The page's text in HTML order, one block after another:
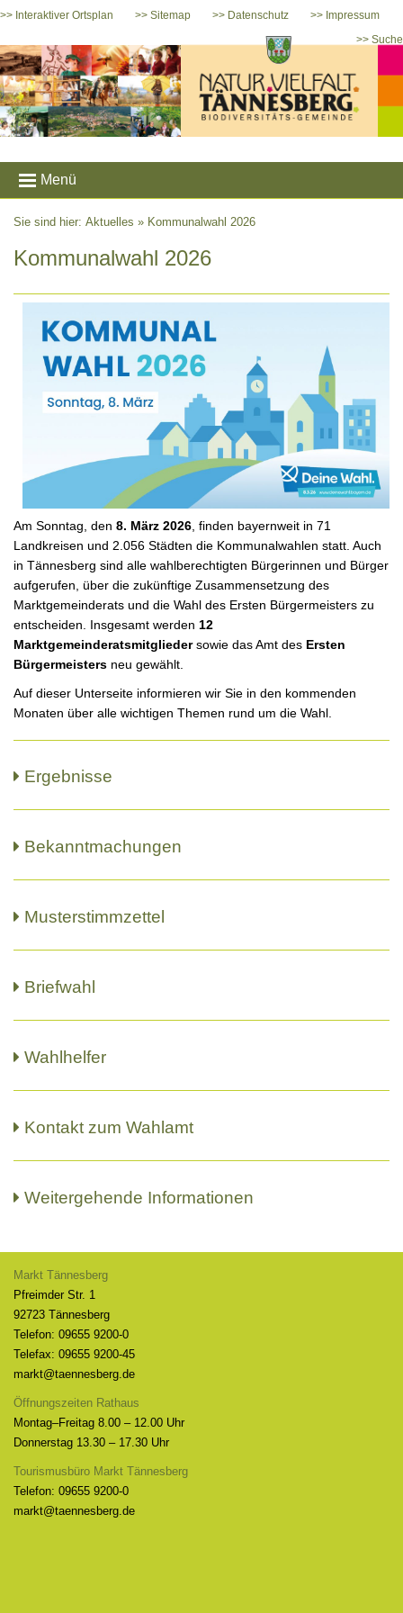
>> Interaktiver Ortsplan >> Sitemap >> Datenschutz
>> Impressum
>> Suche
Menü
Sie sind hier: Aktuelles » Kommunalwahl 2026
Kommunalwahl 2026
Am Sonntag, den 8. März 2026 , finden bayernweit in 71
Landkreisen und 2.056 Städten die Kommunalwahlen statt. Auch
in Tännesberg sind alle wahlberechtigten Bürgerinnen und Bürger
aufgerufen, über die zukünftige Zusammensetzung des
Marktgemeinderats und die Wahl des Ersten Bürgermeisters zu
entscheiden. Insgesamt werden 12
Marktgemeinderatsmitgliedersowie das Amt des Ersten
Bürgermeisters neu gewählt.
Auf dieser Unterseite informieren wir Sie in den kommenden
Monaten über alle wichtigen Themen rund um die Wahl.
Ergebnisse
Bekanntmachungen
Musterstimmzettel
Briefwahl
Wahlhelfer
Kontakt zum Wahlamt
Weitergehende Informationen
Markt Tännesberg
Pfreimder Str. 1
92723 Tännesberg
Telefon: 09655 9200-0
Telefax: 09655 9200-45
markt@taennesberg.de
Öffnungszeiten Rathaus
Montag–Freitag 8.00 – 12.00 Uhr
Donnerstag 13.30 – 17.30 Uhr
Tourismusbüro Markt Tännesberg
Telefon: 09655 9200-0
markt@taennesberg.de